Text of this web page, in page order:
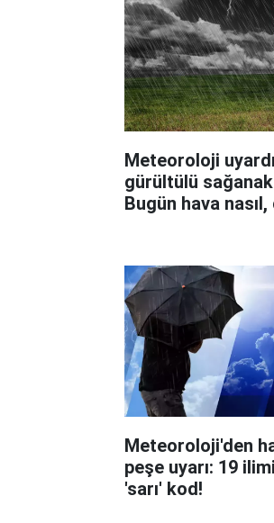
Meteoroloji
gürültülü
Bugün hava
Meteoroloji'den
peşe uyarı: 19
'sarı' kod!